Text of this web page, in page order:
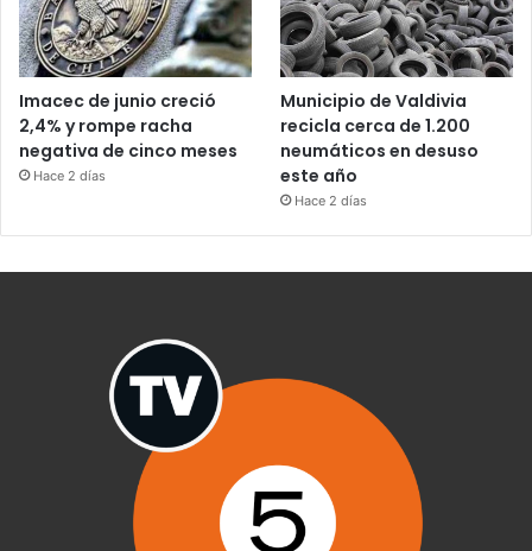
Imacec de junio creció
2,4% y rompe racha
negativa de cinco meses
Hace 2 días
Municipio de Valdivia
recicla cerca de 1.200
neumáticos en desuso
este año
Hace 2 días